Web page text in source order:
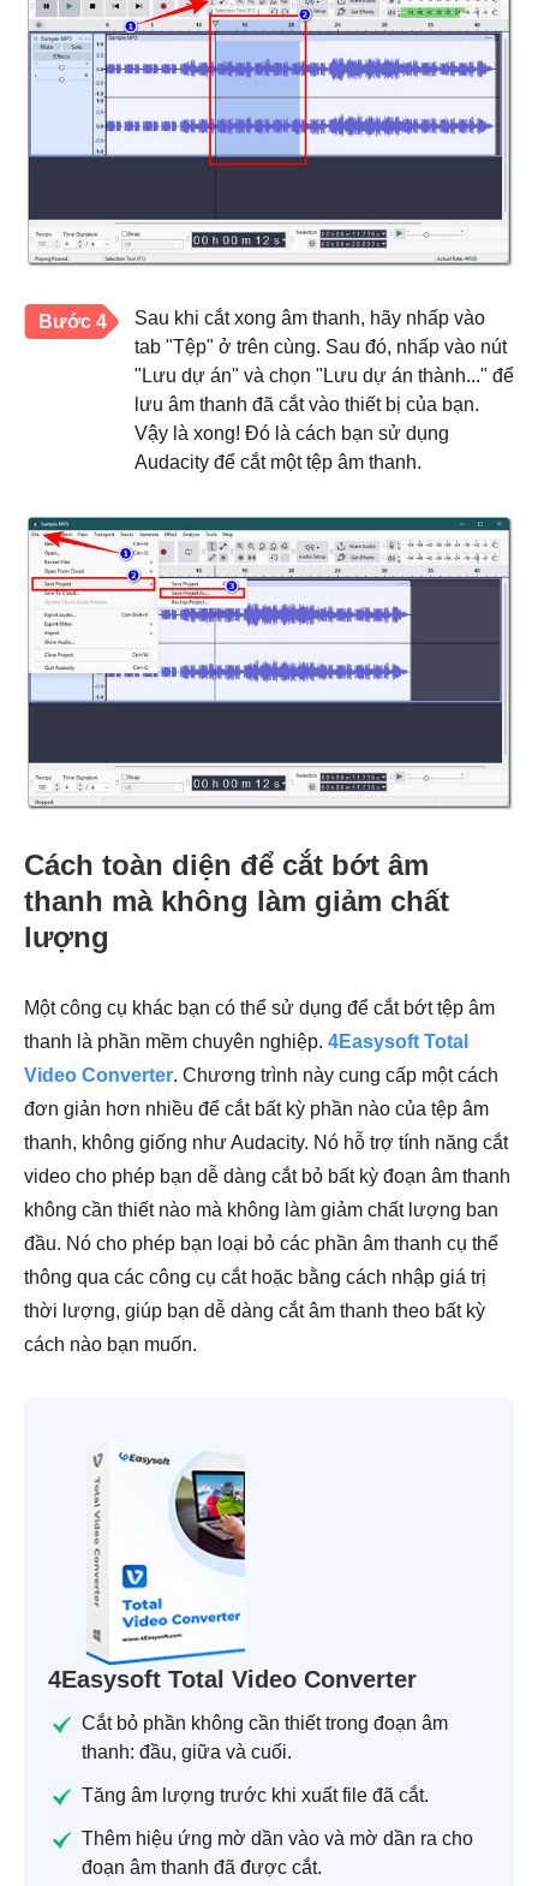
Bước 4
Sau khi cắt xong âm thanh, hãy nhấp vào
tab "Tệp" ở trên cùng. Sau đó, nhấp vào nút
"Lưu dự án" và chọn "Lưu dự án thành..." để
lưu âm thanh đã cắt vào thiết bị của bạn.
Vậy là xong! Đó là cách bạn sử dụng
Audacity để cắt một tệp âm thanh.
Cách toàn diện để cắt bớt âm
thanh mà không làm giảm chất
lượng
Một công cụ khác bạn có thể sử dụng để cắt bớt tệp âm
thanh là phần mềm chuyên nghiệp. 4Easysoft Total
Video Converter. Chương trình này cung cấp một cách
đơn giản hơn nhiều để cắt bất kỳ phần nào của tệp âm
thanh, không giống như Audacity. Nó hỗ trợ tính năng cắt
video cho phép bạn dễ dàng cắt bỏ bất kỳ đoạn âm thanh
không cần thiết nào mà không làm giảm chất lượng ban
đầu. Nó cho phép bạn loại bỏ các phần âm thanh cụ thể
thông qua các công cụ cắt hoặc bằng cách nhập giá trị
thời lượng, giúp bạn dễ dàng cắt âm thanh theo bất kỳ
cách nào bạn muốn.
4Easysoft Total Video Converter
Cắt bỏ phần không cần thiết trong đoạn âm
thanh: đầu, giữa và cuối.
Tăng âm lượng trước khi xuất file đã cắt.
Thêm hiệu ứng mờ dần vào và mờ dần ra cho
đoạn âm thanh đã được cắt.